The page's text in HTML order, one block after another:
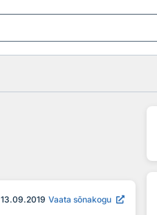
13.09.2019 Vaata sõnakogu